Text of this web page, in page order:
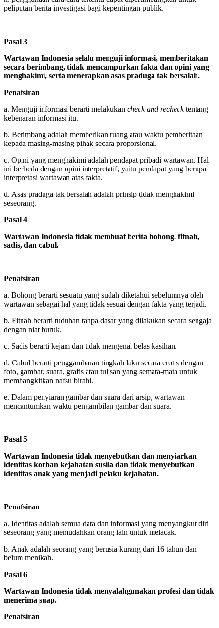
peliputan berita investigasi bagi kepentingan publik.
Pasal 3
Wartawan Indonesia selalu menguji informasi, memberitakan
secara berimbang, tidak mencampurkan fakta dan opini yang
menghakimi, serta menerapkan asas praduga tak bersalah.
Penafsiran
a. Menguji informasi berarti melakukan check and rechecktentang
kebenaran informasi itu.
b. Berimbang adalah memberikan ruang atau waktu pemberitaan
kepada masing-masing pihak secara proporsional.
c. Opini yang menghakimi adalah pendapat pribadi wartawan. Hal
ini berbeda dengan opini interpretatif, yaitu pendapat yang berupa
interpretasi wartawan atas fakta.
d. Asas praduga tak bersalah adalah prinsip tidak menghakimi
seseorang.
Pasal 4
Wartawan Indonesia tidak membuat berita bohong, fitnah,
sadis, dan cabul.
Penafsiran
a. Bohong berarti sesuatu yang sudah diketahui sebelumnya oleh
wartawan sebagai hal yang tidak sesuai dengan fakta yang terjadi.
b. Fitnah berarti tuduhan tanpa dasar yang dilakukan secara sengaja
dengan niat buruk.
c. Sadis berarti kejam dan tidak mengenal belas kasihan.
d. Cabul berarti penggambaran tingkah laku secara erotis dengan
foto, gambar, suara, grafis atau tulisan yang semata-mata untuk
membangkitkan nafsu birahi.
e. Dalam penyiaran gambar dan suara dari arsip, wartawan
mencantumkan waktu pengambilan gambar dan suara.
Pasal 5
Wartawan Indonesia tidak menyebutkan dan menyiarkan
identitas korban kejahatan susila dan tidak menyebutkan
identitas anak yang menjadi pelaku kejahatan.
Penafsiran
a. Identitas adalah semua data dan informasi yang menyangkut diri
seseorang yang memudahkan orang lain untuk melacak.
b. Anak adalah seorang yang berusia kurang dari 16 tahun dan
belum menikah.
Pasal 6
Wartawan Indonesia tidak menyalahgunakan profesi dan tidak
menerima suap.
Penafsiran